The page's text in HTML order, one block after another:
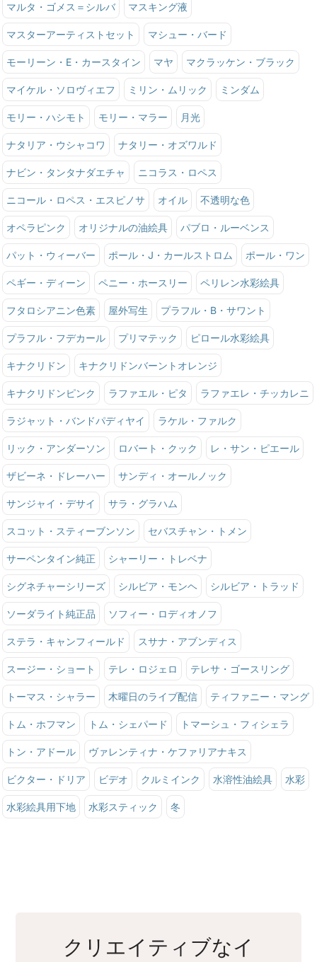
マルタ・ゴメス＝シルバ マスキング液
マスターアーティストセット マシュー・バード
モーリーン・E・カースタイン マヤ マクラッケン・ブラック
マイケル・ソロヴィエフ ミリン・ムリック ミンダム
モリー・ハシモト モリー・マラー 月光
ナタリア・ウシャコワ ナタリー・オズワルド
ナビン・タンタナダエチャ ニコラス・ロペス
ニコール・ロペス・エスピノサ オイル 不透明な色
オペラピンク オリジナルの油絵具 パブロ・ルーベンス
パット・ウィーバー ポール・J・カールストロム ポール・ワン
ペギー・ディーン ペニー・ホースリー ペリレン水彩絵具
フタロシアニン色素 屋外写生 プラフル・B・サワント
プラフル・フデカール プリマテック ピロール水彩絵具
キナクリドン キナクリドンバーントオレンジ
キナクリドンピンク ラファエル・ピタ ラファエレ・チッカレニ
ラジャット・バンドパディヤイ ラケル・ファルク
リック・アンダーソン ロバート・クック レ・サン・ピエール
ザビーネ・ドレーハー サンディ・オールノック
サンジャイ・デサイ サラ・グラハム
スコット・スティーブンソン セバスチャン・トメン
サーペンタイン純正 シャーリー・トレベナ
シグネチャーシリーズ シルビア・モンヘ シルビア・トラッド
ソーダライト純正品 ソフィー・ロディオノフ
ステラ・キャンフィールド スサナ・アブンディス
スージー・ショート テレ・ロジェロ テレサ・ゴースリング
トーマス・シャラー 木曜日のライブ配信 ティファニー・マング
トム・ホフマン トム・シェパード トマーシュ・フィシェラ
トン・アドール ヴァレンティナ・ケファリアナキス
ビクター・ドリア ビデオ クルミインク 水溶性油絵具 水彩
水彩絵具用下地 水彩スティック 冬
クリエイティブなイ